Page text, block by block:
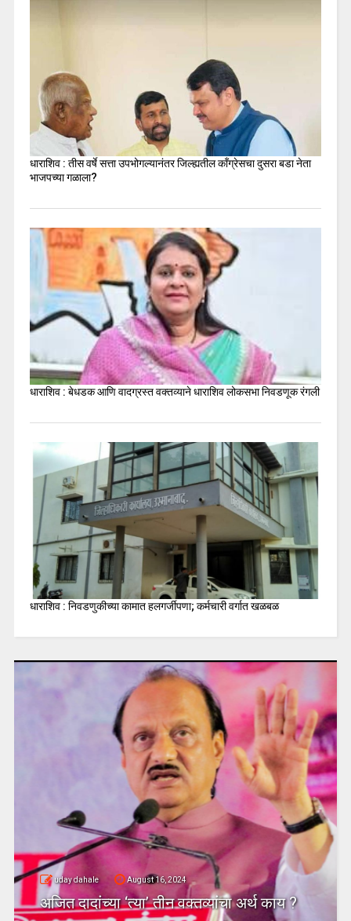
धाराशिव : तीस वर्षे सत्ता उपभोगल्यानंतर जिल्ह्यतील कॉंग्रेसचा दुसरा बडा नेता
भाजपच्या गळाला?
धाराशिव : बेधडक आणि वादग्रस्त वक्तव्याने धाराशिव लोकसभा निवडणूक रंगली
धाराशिव : निवडणुकीच्या कामात हलगर्जीपणा; कर्मचारी वर्गात खळबळ
uday dahale August 16, 2024
अजित दादांच्या ‘त्या’ तीन वक्तव्यांचा अर्थ काय ?